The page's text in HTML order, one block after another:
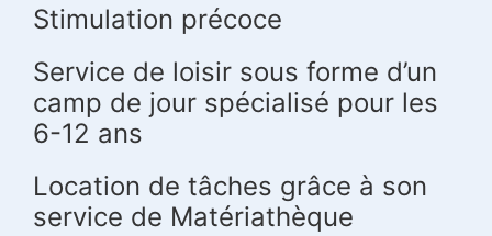
Stimulation précoce
Service de loisir sous forme d’un
camp de jour spécialisé pour les
6-12 ans
Location de tâches grâce à son
service de Matériathèque